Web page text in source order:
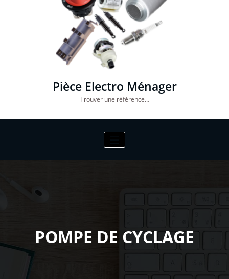
Pièce Electro Ménager
Trouver une référence…
POMPE DE CYCLAGE